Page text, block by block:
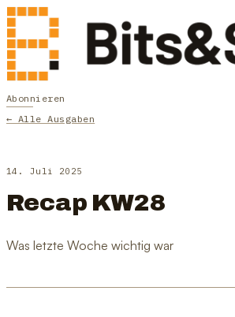
Abonnieren
← Alle Ausgaben
14. Juli 2025
Recap KW28
Was letzte Woche wichtig war